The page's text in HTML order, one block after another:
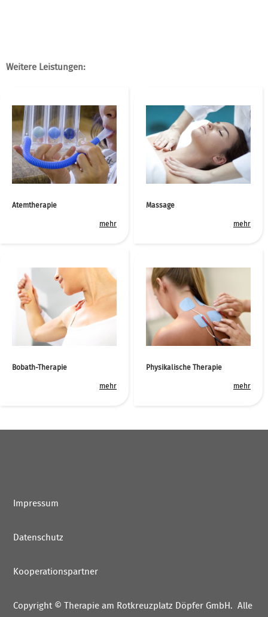
Weitere Leistungen:
Atemtherapie
mehr
Massage
mehr
Bobath-Therapie
mehr
Physikalische Therapie
mehr
Impressum
Datenschutz
Kooperationspartner
Copyright © Therapie am Rotkreuzplatz Döpfer GmbH . Alle